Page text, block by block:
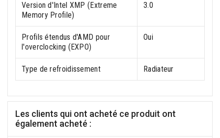
Version d'Intel XMP (Extreme
Memory Profile)
3.0
Profils étendus d'AMD pour
l'overclocking (EXPO)
Oui
Type de refroidissement Radiateur
Les clients qui ont acheté ce produit ont
également acheté :